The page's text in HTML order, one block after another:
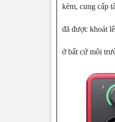
kèm, cung cấp
đã được khoát
ở bất cứ môi